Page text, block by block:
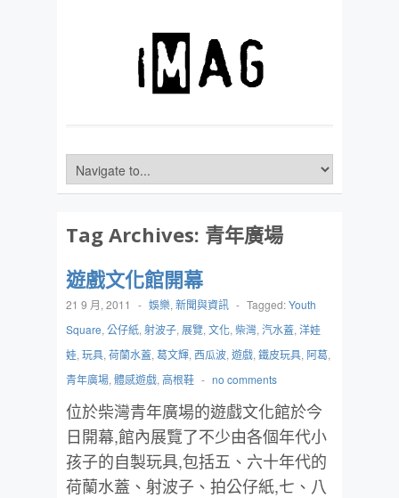
Tag Archives: 青年廣場
遊戲文化館開幕
21 9 月, 2011 - 娛樂, 新聞與資訊 - Tagged:Youth
Square, 公仔紙, 射波子, 展覽, 文化, 柴灣, 汽水蓋, 洋娃
娃, 玩具, 荷蘭水蓋, 葛文輝, 西瓜波, 遊戲, 鐵皮玩具, 阿葛,
青年廣場, 體感遊戲, 高根鞋 - no comments
位於柴灣青年廣場的遊戲文化館於今
日開幕,館內展覽了不少由各個年代小
孩子的自製玩具,包括五、六十年代的
荷蘭水蓋、射波子、拍公仔紙,七、八